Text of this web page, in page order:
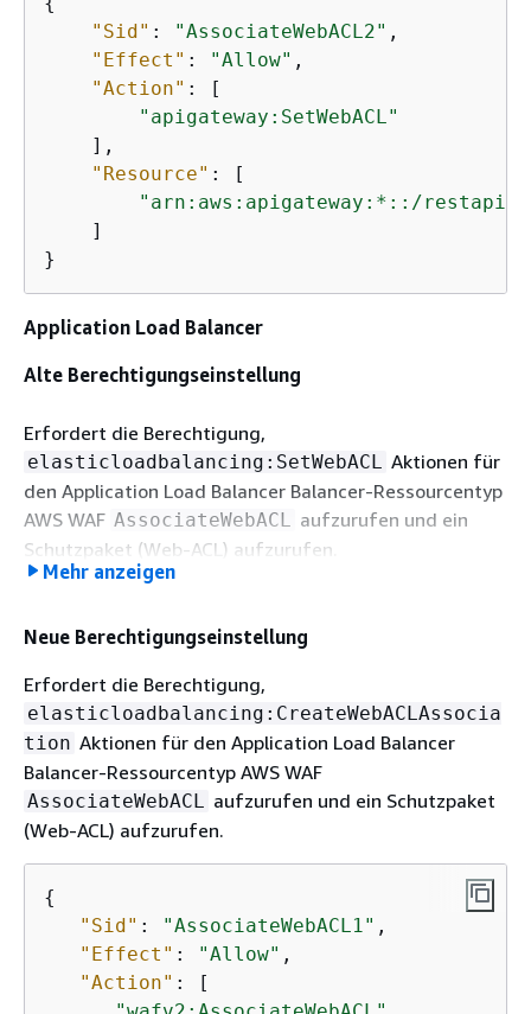
"Sid" : "AssociateWebACL2" ,
"Effect" : "Allow" ,
"Action" : [
"apigateway:SetWebACL"
    ],
"Resource" : [
"arn:aws:apigateway:*::/
    ]
}
Application Load Balancer
Alte Berechtigungseinstellung
Erfordert die Berechtigung,
elasticloadbalancing:SetWebACL Aktionen für
den Application Load Balancer Balancer-Ressourcentyp
AWS WAF AssociateWebACL aufzurufen und ein
Schutzpaket (Web-ACL) aufzurufen.
"Sid"
"Action" : [
                  ],
"Resource"
"arn:aws:wafv2:
                  ]
               },
"Sid":
"Effect"
Mehr anzeigen
Neue Berechtigungseinstellung
Erfordert die Berechtigung,
elasticloadbalancing:CreateWebACLAssocia
tion Aktionen für den Application Load Balancer
Balancer-Ressourcentyp AWS WAF
AssociateWebACL aufzurufen und ein Schutzpaket
(Web-ACL) aufzurufen.
{
"Sid" : "AssociateWebACL1" ,
"Effect" : "Allow" ,
"Action" : [